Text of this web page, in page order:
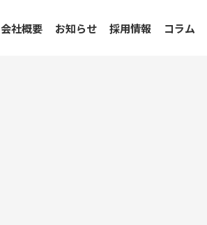
会社概要 お知らせ 採用情報 コラム